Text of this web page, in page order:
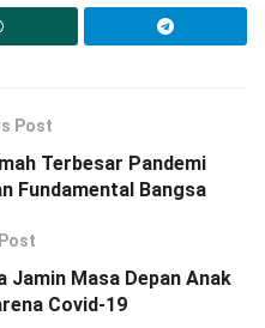
Post
Terbesar Pandemi
Fundamental Bangsa
Jamin Masa Depan Anak
Covid-19